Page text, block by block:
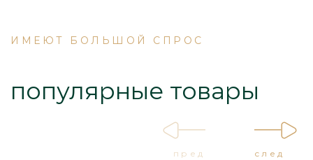
ИМЕЮТ БОЛЬШОЙ СПРОС
популярные товары
пред след